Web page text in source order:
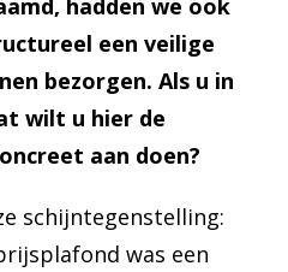
hadden we ook
een veilige
bezorgen. Als u in
wilt u hier de
aan doen?
schijntegenstelling:
was een